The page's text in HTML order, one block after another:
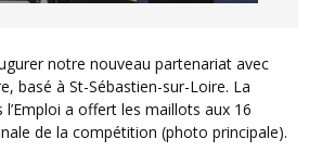
basé à St-Sébastien-sur-Loire. La
a offert les maillots aux 16
de la compétition (photo principale).